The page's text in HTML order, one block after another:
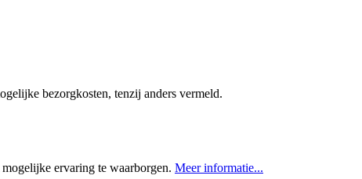
bezorgkosten, tenzij anders vermeld.
ervaring te waarborgen. Meer informatie...